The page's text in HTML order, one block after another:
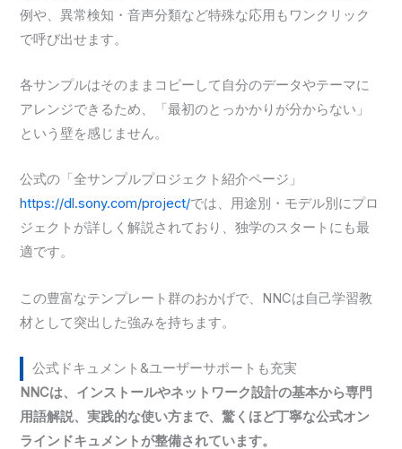
例や、異常検知・音声分類など特殊な応用もワンクリック
で呼び出せます。
各サンプルはそのままコピーして自分のデータやテーマに
アレンジできるため、「最初のとっかかりが分からない」
という壁を感じません。
公式の「全サンプルプロジェクト紹介ページ」
https://dl.sony.com/project/では、用途別・モデル別にプロ
ジェクトが詳しく解説されており、独学のスタートにも最
適です。
この豊富なテンプレート群のおかげで、NNCは自己学習教
材として突出した強みを持ちます。
公式ドキュメント&ユーザーサポートも充実
NNCは、インストールやネットワーク設計の基本から専門
用語解説、実践的な使い方まで、驚くほど丁寧な公式オン
ラインドキュメントが整備されています。